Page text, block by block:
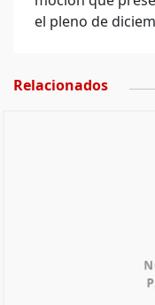
el pleno de
Relacionados